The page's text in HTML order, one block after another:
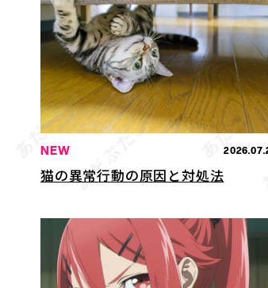
NEW
猫の異常行動の原因と対処法